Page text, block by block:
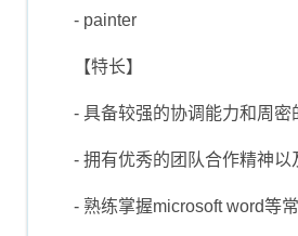
- painter
【特长】
- 具备较强的协调能力和周密
- 拥有优秀的团队合作精神以
- 熟练掌握microsoft word等